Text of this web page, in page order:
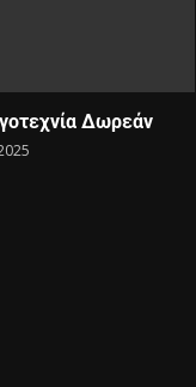
Δωρεάν